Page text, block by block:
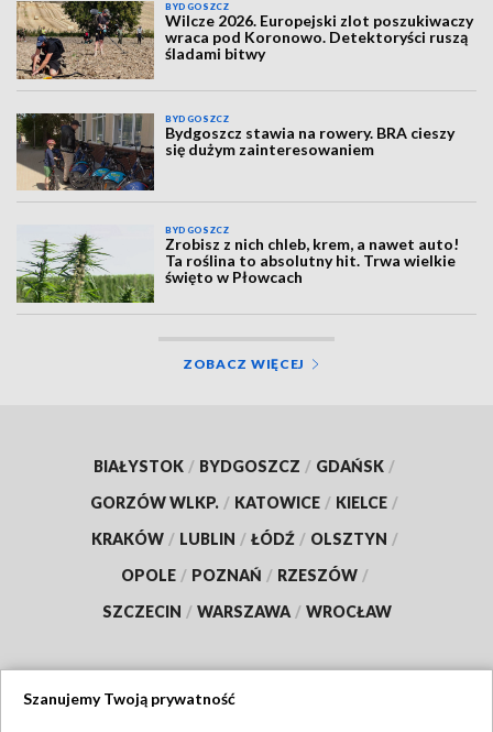
BYDGOSZCZ
Wilcze 2026. Europejski zlot poszukiwaczy
wraca pod Koronowo. Detektoryści ruszą
śladami bitwy
BYDGOSZCZ
Bydgoszcz stawia na rowery. BRA cieszy
się dużym zainteresowaniem
BYDGOSZCZ
Zrobisz z nich chleb, krem, a nawet auto!
Ta roślina to absolutny hit. Trwa wielkie
święto w Płowcach
ZOBACZ WIĘCEJ
BIAŁYSTOK / BYDGOSZCZ / GDAŃSK /
GORZÓW WLKP. / KATOWICE / KIELCE /
KRAKÓW / LUBLIN / ŁÓDŹ / OLSZTYN /
OPOLE / POZNAŃ / RZESZÓW /
SZCZECIN / WARSZAWA / WROCŁAW
Szanujemy Twoją prywatność